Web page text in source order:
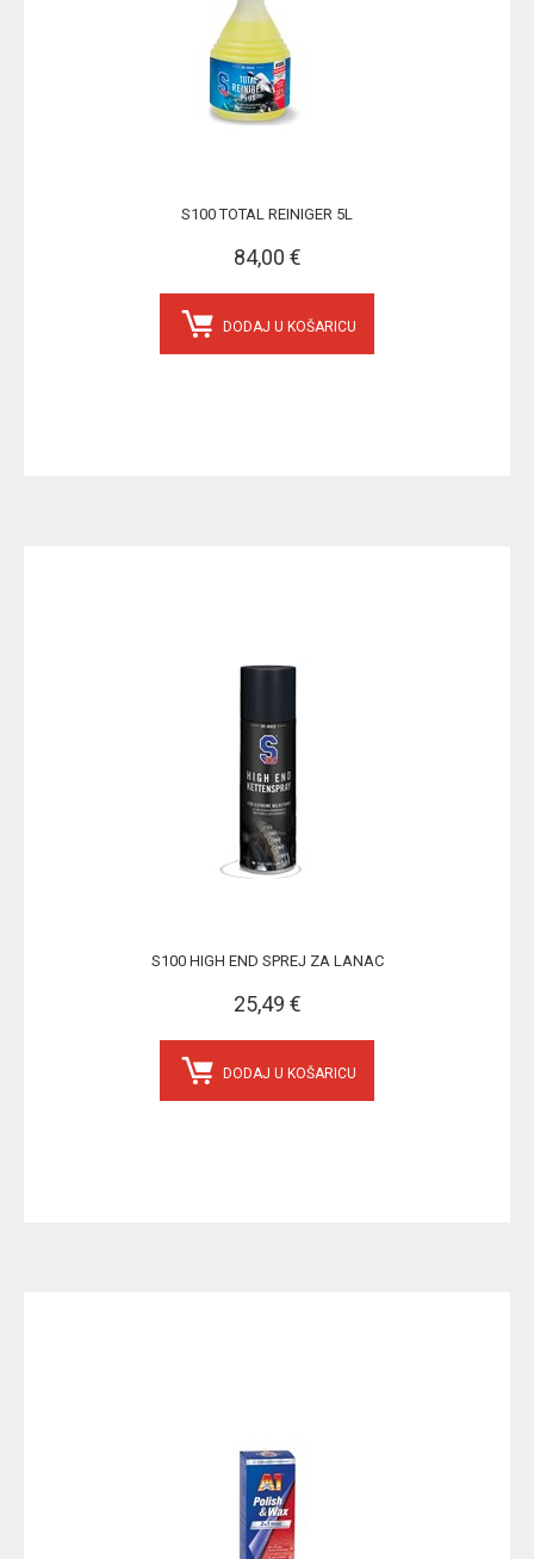
S100 TOTAL REINIGER 5L
84,00 €
DODAJ U KOŠARICU
S100 HIGH END SPREJ ZA LANAC
25,49 €
DODAJ U KOŠARICU